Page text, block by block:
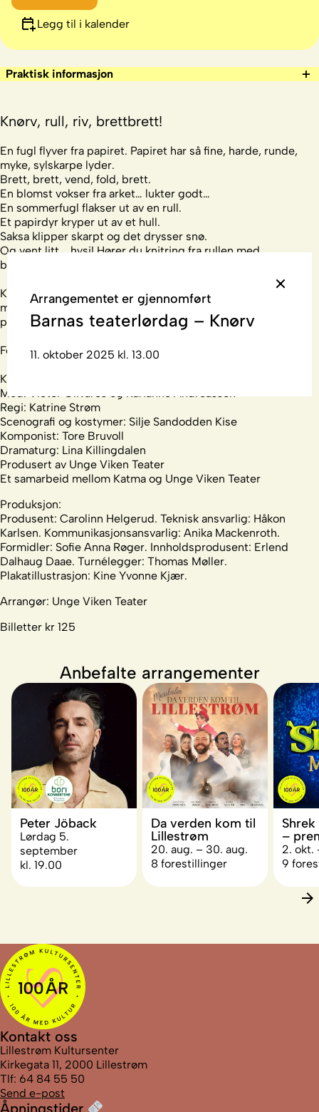
Legg til i kalender
Praktisk informasjon
Knørv, rull, riv, brettbrett!
En fugl flyver fra papiret. Papiret har så fine, harde, runde,
myke, sylskarpe lyder.
Brett, brett, vend, fold, brett.
En blomst vokser fra arket… lukter godt…
En sommerfugl flakser ut av en rull.
Et papirdyr kryper ut av et hull.
Saksa klipper skarpt og det drysser snø.
Og vent litt... hysj! Hører du knitring fra rullen med
bølgepapp? Et lite dyr…?
Knørv er en fantasifull og poetisk forestilling som er laget
med utgangspunkt i papir. Danserne leker og oppdager
papirets muligheter sammen med barna.
For barn fra 3 til 6 år
Kreditering:
Med: Victor Olivares og Karianne Andreassen
Regi: Katrine Strøm
Scenografi og kostymer: Silje Sandodden Kise
Komponist: Tore Bruvoll
Dramaturg: Lina Killingdalen
Produsert av Unge Viken Teater
Et samarbeid mellom Katma og Unge Viken Teater
Produksjon:
Produsent: Carolinn Helgerud. Teknisk ansvarlig: Håkon
Karlsen. Kommunikasjonsansvarlig: Anika Mackenroth.
Formidler: Sofie Anna Røger. Innholdsprodusent: Erlend
Dalhaug Daae. Turnélegger: Thomas Møller.
Plakatillustrasjon: Kine Yvonne Kjær.
Arrangør: Unge Viken Teater
Billetter kr 125
Anbefalte arrangementer
Peter Jöback
Lørdag 5.
september
kl. 19.00
Da verden kom til
Lillestrøm
20. aug. – 30. aug.
8 forestillinger
–
2. okt.
9
Arrangementet er gjennomført
Barnas teaterlørdag – Knørv
11. oktober 2025 kl. 13.00
Kontakt oss
Lillestrøm Kultursenter
Kirkegata 11, 2000 Lillestrøm
Tlf: 64 84 55 50
Send e-post
Åpningstider